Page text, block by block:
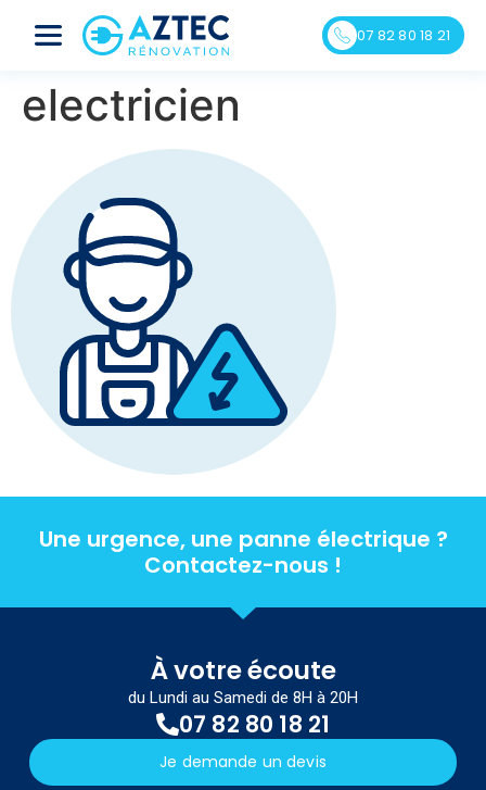
07 82 80 18 21
electricien
Une urgence, une panne électrique ?
Contactez-nous !
À votre écoute
du Lundi au Samedi de 8H à 20H
07 82 80 18 21
Je demande un devis